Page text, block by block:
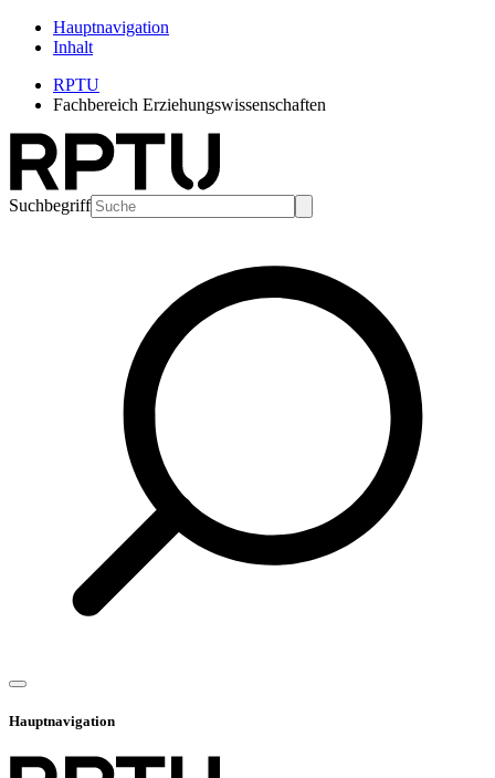
Hauptnavigation
Inhalt
RPTU
Fachbereich Erziehungswissenschaften
Suchbegriff
Hauptnavigation